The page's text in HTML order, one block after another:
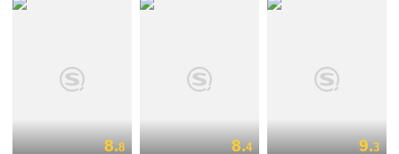
8.8 8.4 9.3